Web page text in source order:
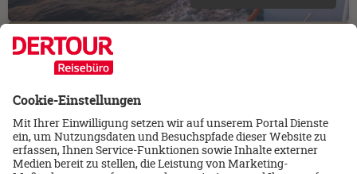
Rundreisen entdecken